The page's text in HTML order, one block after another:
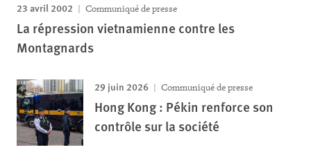
23 avril 2002 Communiqué de presse
La répression vietnamienne contre les
Montagnards
29 juin 2026 Communiqué de presse
Hong Kong : Pékin renforce son
contrôle sur la société